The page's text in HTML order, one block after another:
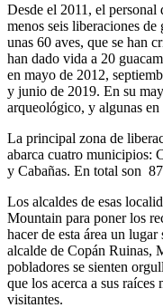
Desde el 2011, el
menos seis liberaciones
unas 60 aves, que se han
han dado vida a 20
en mayo de 2012,
y junio de 2019. En su
arqueológico, y algunas
La principal zona de
abarca cuatro municipios:
y Cabañas. En total son
Los alcaldes de esas
Mountain para poner los
hacer de esta área un lugar
alcalde de Copán Ruinas,
pobladores se sienten
que los acerca a sus
visitantes.